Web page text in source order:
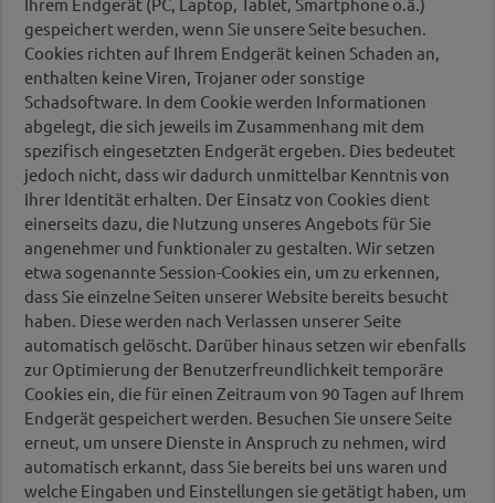
gespeichert werden, wenn Sie unsere Seite besuchen.
Cookies richten auf Ihrem Endgerät keinen Schaden an,
enthalten keine Viren, Trojaner oder sonstige
Schadsoftware. In dem Cookie werden Informationen
abgelegt, die sich jeweils im Zusammenhang mit dem
spezifisch eingesetzten Endgerät ergeben. Dies bedeutet
jedoch nicht, dass wir dadurch unmittelbar Kenntnis von
Ihrer Identität erhalten. Der Einsatz von Cookies dient
einerseits dazu, die Nutzung unseres Angebots für Sie
angenehmer und funktionaler zu gestalten. Wir setzen
etwa sogenannte Session-Cookies ein, um zu erkennen,
dass Sie einzelne Seiten unserer Website bereits besucht
haben. Diese werden nach Verlassen unserer Seite
automatisch gelöscht. Darüber hinaus setzen wir ebenfalls
zur Optimierung der Benutzerfreundlichkeit temporäre
Cookies ein, die für einen Zeitraum von 90 Tagen auf Ihrem
Endgerät gespeichert werden. Besuchen Sie unsere Seite
erneut, um unsere Dienste in Anspruch zu nehmen, wird
automatisch erkannt, dass Sie bereits bei uns waren und
welche Eingaben und Einstellungen sie getätigt haben, um